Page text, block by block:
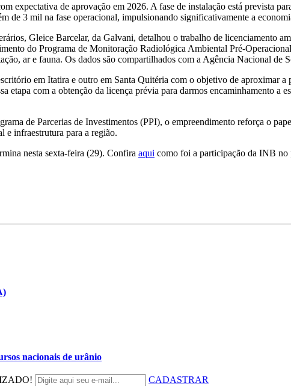
expectativa de aprovação em 2026. A fase de instalação está prevista
de 3 mil na fase operacional, impulsionando significativamente a
Gleice Barcelar, da Galvani, detalhou o trabalho de licenciamento
do Programa de Monitoração Radiológica Ambiental Pré-
ar e fauna. Os dados são compartilhados com a Agência Nacional
em Itatira e outro em Santa Quitéria com o objetivo de aproximar a
etapa com a obtenção da licença prévia para darmos encaminhamento a
de Parcerias de Investimentos (PPI), o empreendimento reforça o
e infraestrutura para a região.
nesta sexta-feira (29). Confira aqui como foi a participação da INB no
nacionais de urânio
CADASTRAR